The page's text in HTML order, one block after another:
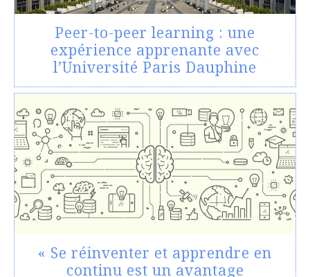
Peer-to-peer learning : une
expérience apprenante avec
l’Université Paris Dauphine
« Se réinventer et apprendre en
continu est un avantage